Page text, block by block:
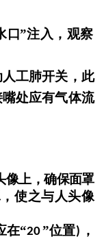
口”注入，观察
工肺开关，此
处应有气体流
像上，确保面罩
使之与人头像
在“20”位置) ，